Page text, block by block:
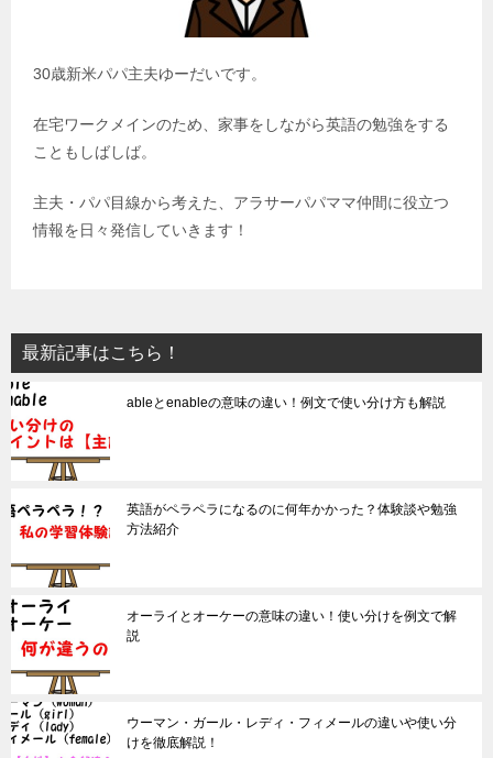
30歳新米パパ主夫ゆーだいです。
在宅ワークメインのため、家事をしながら英語の勉強をする
こともしばしば。
主夫・パパ目線から考えた、アラサーパパママ仲間に役立つ
情報を日々発信していきます！
最新記事はこちら！
ableとenableの意味の違い！例文で使い分け方も解説
英語がペラペラになるのに何年かかった？体験談や勉強
方法紹介
オーライとオーケーの意味の違い！使い分けを例文で解
説
ウーマン・ガール・レディ・フィメールの違いや使い分
けを徹底解説！